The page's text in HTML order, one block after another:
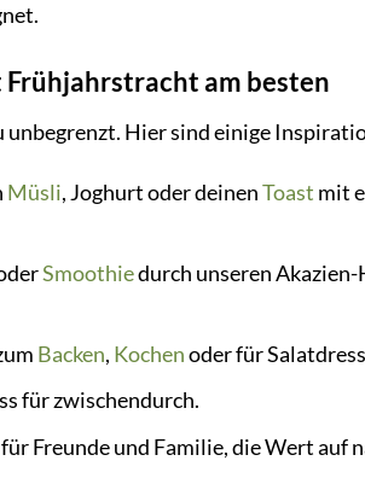
am besten
Hier sind einige
Müsli, Joghurt oder deinenToast mit
Smoothiedurch unseren
Backen, Kochenoder für
für zwischendurch.
Freunde und Familie, die Wert auf